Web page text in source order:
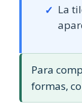
La
Para
formas,